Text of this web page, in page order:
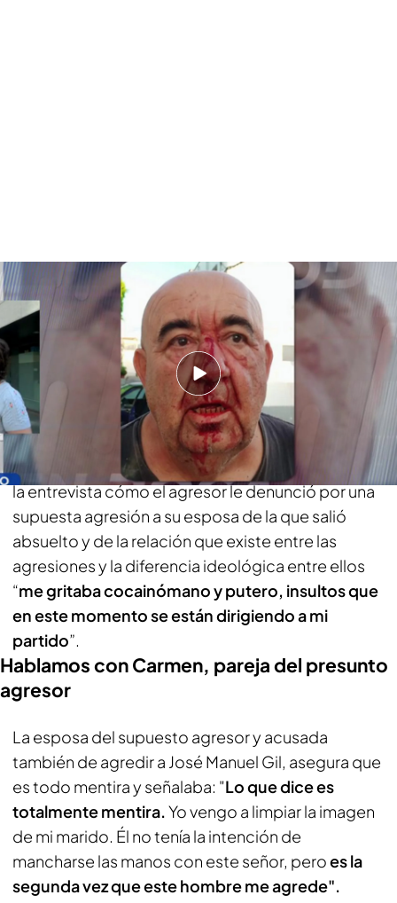
Un militante de VOX apedrea a un concejal del PSOE de Aldosux (Almería):
“Utilizaba la piedra como si fuera un martillo”
PUEDE INTERESARTE
Cómo evitar un error frecuente al buscar
aparcamiento y que es castigado con multas
desde 80 euros
El concejal del PSOE también nos relató durante
la entrevista cómo el agresor le denunció por una
supuesta agresión a su esposa de la que salió
absuelto y de la relación que existe entre las
agresiones y la diferencia ideológica entre ellos
“me gritaba cocainómano y putero, insultos que
en este momento se están dirigiendo a mi
partido”.
Hablamos con Carmen, pareja del presunto
agresor
La esposa del supuesto agresor y acusada
también de agredir a José Manuel Gil, asegura que
es todo mentira y señalaba: "Lo que dice es
totalmente mentira.Yo vengo a limpiar la imagen
de mi marido. Él no tenía la intención de
mancharse las manos con este señor, peroes la
segunda vez que este hombre me agrede".